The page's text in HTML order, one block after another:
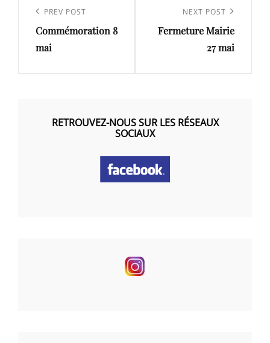
l’article
Previous
Post
PREV POST
Commémoration 8
mai
Post
NEXT POST
Fermeture Mairie
27 mai
RETROUVEZ-NOUS SUR LES RÉSEAUX
SOCIAUX